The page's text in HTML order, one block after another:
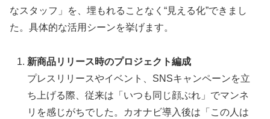
なスタッフ」を、埋もれることなく“見える化”できまし
た。具体的な活用シーンを挙げます。
新商品リリース時のプロジェクト編成
プレスリリースやイベント、SNSキャンペーンを立
ち上げる際、従来は「いつも同じ顔ぶれ」でマンネ
リを感じがちでした。カオナビ導入後は「この人は